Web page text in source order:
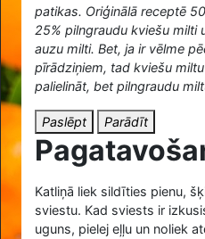
patikas. Oriģinālā receptē
25% pilngraudu kviešu milti
auzu milti. Bet, ja ir vēlme
pīrādziņiem, tad kviešu
palielināt, bet pilngraudu
Paslēpt Parādīt
Katliņā liek sildīties pienu,
sviestu. Kad sviests ir
uguns, pielej eļļu un noliek